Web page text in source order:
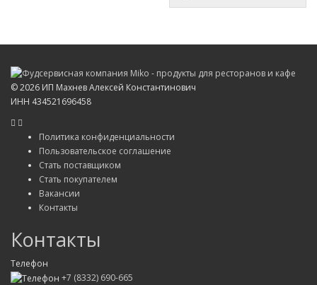
©2026 ИП Махнев Алексей Константинович
ИНН 434521696458
Политика конфиденциальности
Пользовательское соглашение
Стать поставщиком
Стать покупателем
Вакансии
Контакты
Контакты
Телефон
+7 (8332) 690-665